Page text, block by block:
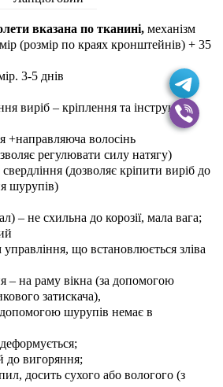
вказана по тканині, механізм
(розмір по краях кронштейнів) + 35
3-5 днiв
виріб – кріплення та інструкція
+направляюча волосінь
регулювати силу натягу)
(дозволяє кріпити виріб до
шурупів)
– не схильна до корозії, мала вага;
що встановлюється зліва
– на раму вікна (за допомогою
затискача),
шурупів немає в
до вигоряння;
досить сухого або вологого (з